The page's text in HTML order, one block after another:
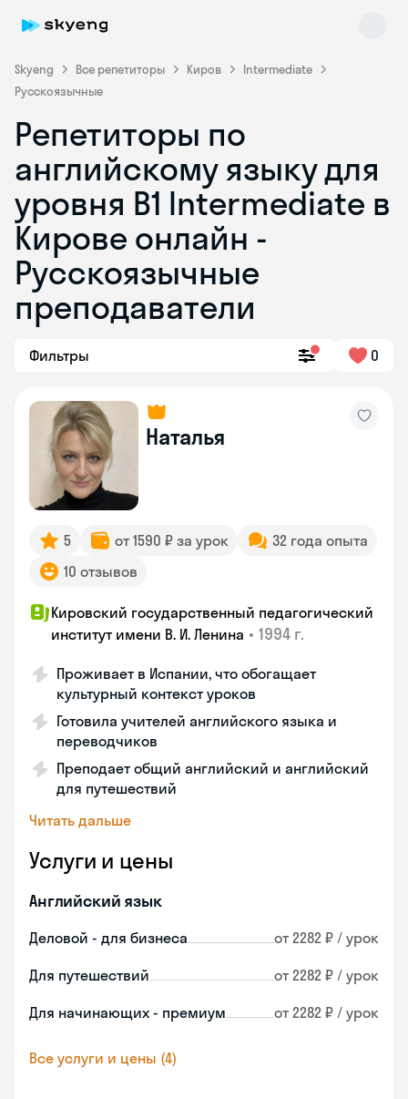
Skyeng Все репетиторы Киров
Intermediate
Русскоязычные
Репетиторы по
английскому языку для
уровня B1 Intermediate в
Кирове онлайн -
Русскоязычные
преподаватели
Фильтры 0
Наталья
5 от 1590 ₽ за урок
32 года опыта
10 отзывов
Кировский государственный педагогический
институт имени В. И. Ленина • 1994 г.
Проживает в Испании, что обогащает
культурный контекст уроков
Готовила учителей английского языка и
переводчиков
Преподает общий английский и английский
для путешествий
Читать дальше
Услуги и цены
Английский язык
Деловой - для бизнеса от 2282 ₽ / урок
Для путешествий от 2282 ₽ / урок
Для начинающих - премиум от 2282 ₽ / урок
Все услуги и цены (4)
Skyeng Chat